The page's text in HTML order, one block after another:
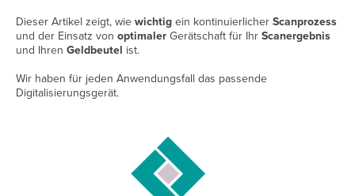
Dieser Artikel zeigt, wie wichtig ein kontinuierlicher Scanprozess
und der Einsatz von optimaler Gerätschaft für Ihr Scanergebnis
und Ihren Geldbeutel ist.
Wir haben für jeden Anwendungsfall das passende
Digitalisierungsgerät.